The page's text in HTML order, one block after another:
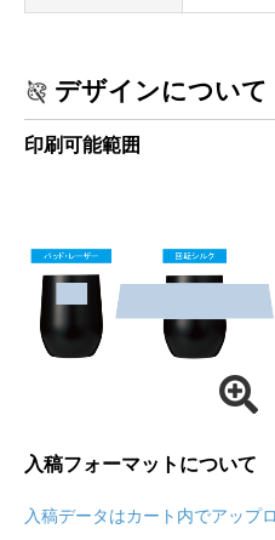
デザインについて
印刷可能範囲
入稿フォーマットについて
入稿データはカート内でアップ